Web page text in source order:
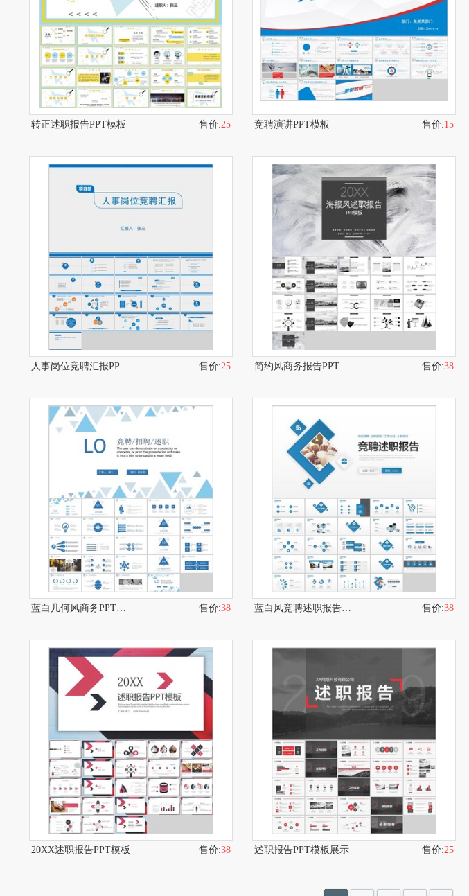
转正述职报告PPT模板 售价:25 竞聘演讲PPT模板 售价:15
人事岗位竞聘汇报PPT模板 售价:25 简约风商务报告PPT模板 售价:38
蓝白几何风商务PPT模板 售价:38 蓝白风竞聘述职报告PPT模板 售价:38
20XX述职报告PPT模板 售价:38 述职报告PPT模板展示 售价:25